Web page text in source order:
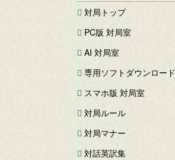
対局トップ
PC版 対局室
AI 対局室
専用ソフトダウンロード
スマホ版 対局室
対局ルール
対局マナー
対話英訳集